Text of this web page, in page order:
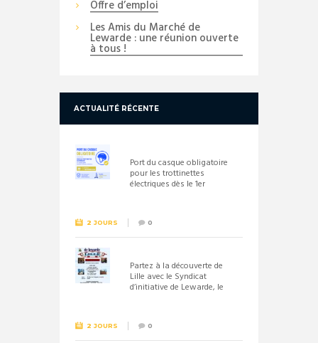
Offre d’emploi
Les Amis du Marché de
Lewarde : une réunion ouverte
à tous !
ACTUALITÉ RÉCENTE
Port du casque obligatoire
pour les trottinettes
électriques dès le 1er
2 JOURS 0
Partez à la découverte de
Lille avec le Syndicat
d’initiative de Lewarde, le
2 JOURS 0